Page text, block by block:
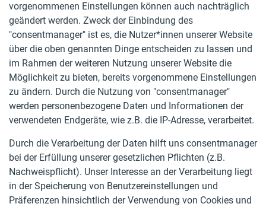
vorgenommenen Einstellungen können auch nachträglich
geändert werden. Zweck der Einbindung des
"consentmanager" ist es, die Nutzer*innen unserer Website
über die oben genannten Dinge entscheiden zu lassen und
im Rahmen der weiteren Nutzung unserer Website die
Möglichkeit zu bieten, bereits vorgenommene Einstellungen
zu ändern. Durch die Nutzung von "consentmanager"
werden personenbezogene Daten und Informationen der
verwendeten Endgeräte, wie z.B. die IP-Adresse, verarbeitet.
Durch die Verarbeitung der Daten hilft uns consentmanager
bei der Erfüllung unserer gesetzlichen Pflichten (z.B.
Nachweispflicht). Unser Interesse an der Verarbeitung liegt
in der Speicherung von Benutzereinstellungen und
Präferenzen hinsichtlich der Verwendung von Cookies und